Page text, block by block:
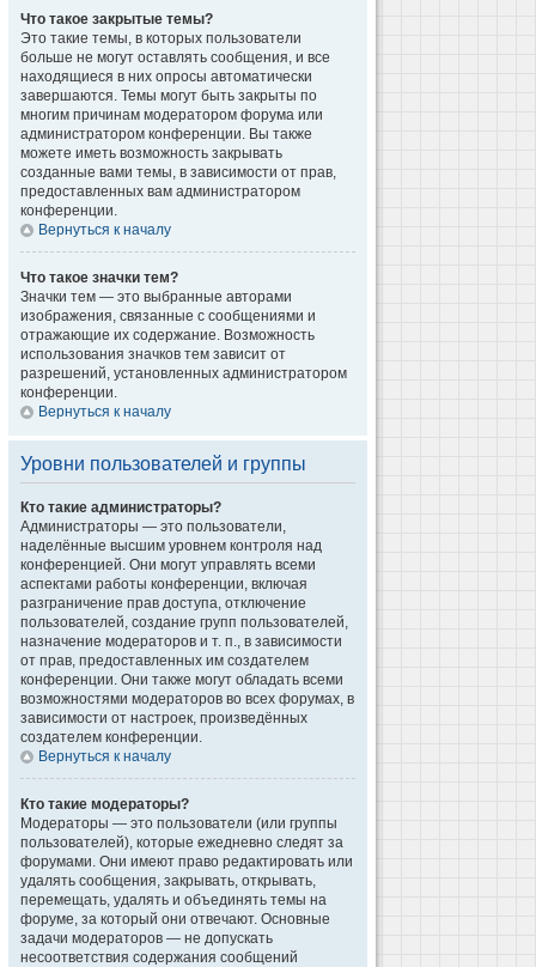
Что такое закрытые темы?
Это такие темы, в которых пользователи
больше не могут оставлять сообщения, и все
находящиеся в них опросы автоматически
завершаются. Темы могут быть закрыты по
многим причинам модератором форума или
администратором конференции. Вы также
можете иметь возможность закрывать
созданные вами темы, в зависимости от прав,
предоставленных вам администратором
конференции.
Вернуться к началу
Что такое значки тем?
Значки тем — это выбранные авторами
изображения, связанные с сообщениями и
отражающие их содержание. Возможность
использования значков тем зависит от
разрешений, установленных администратором
конференции.
Вернуться к началу
Уровни пользователей и группы
Кто такие администраторы?
Администраторы — это пользователи,
наделённые высшим уровнем контроля над
конференцией. Они могут управлять всеми
аспектами работы конференции, включая
разграничение прав доступа, отключение
пользователей, создание групп пользователей,
назначение модераторов и т. п., в зависимости
от прав, предоставленных им создателем
конференции. Они также могут обладать всеми
возможностями модераторов во всех форумах, в
зависимости от настроек, произведённых
создателем конференции.
Вернуться к началу
Кто такие модераторы?
Модераторы — это пользователи (или группы
пользователей), которые ежедневно следят за
форумами. Они имеют право редактировать или
удалять сообщения, закрывать, открывать,
перемещать, удалять и объединять темы на
форуме, за который они отвечают. Основные
задачи модераторов — не допускать
несоответствия содержания сообщений